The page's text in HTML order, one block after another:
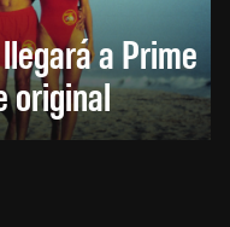
a Prime
original